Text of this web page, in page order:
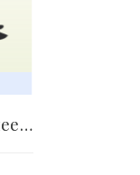
Россия в одном фото - «Хорошее настроение»..